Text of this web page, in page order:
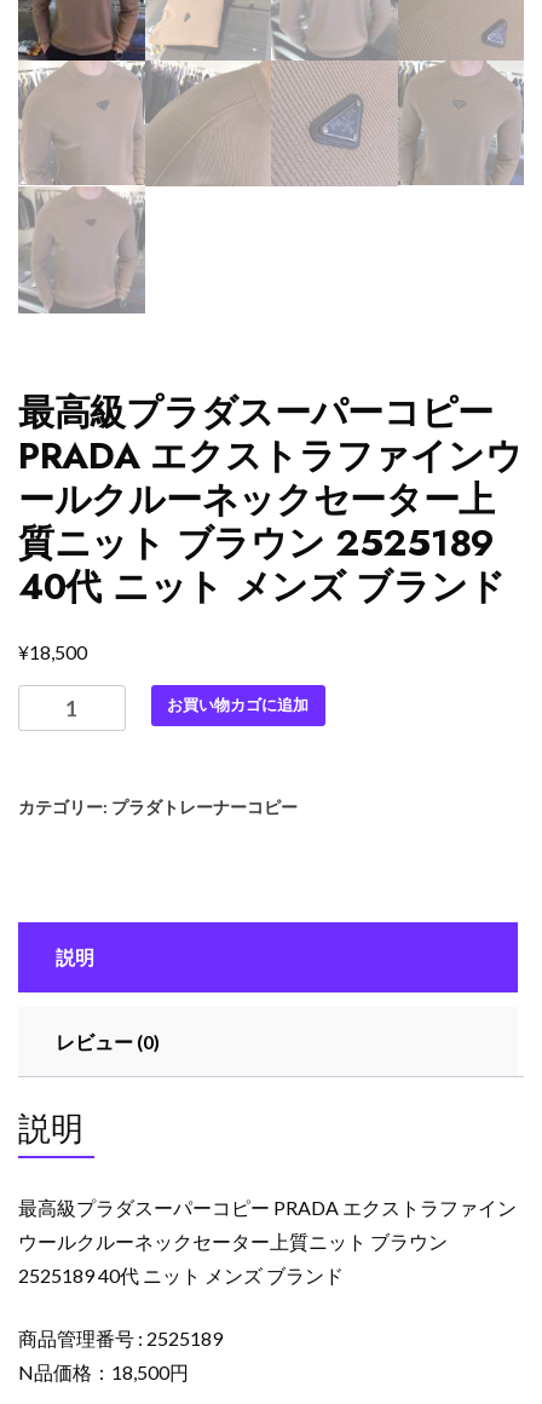
最高級プラダスーパーコピー
PRADA エクストラファインウ
ールクルーネックセーター上
質ニット ブラウン 2525189
40代 ニット メンズ ブランド
¥18,500
高
ラ
パ
コ
PRADA
ク
ス
ラ
フ
ァ
ン
ウ
お買い物カゴに追加
カテゴリー: プラダトレーナーコピー
説明
レビュー (0)
説明
最高級プラダスーパーコピー PRADA エクストラファイン
ウールクルーネックセーター上質ニット ブラウン
2525189 40代 ニット メンズ ブランド
商品管理番号 : 2525189
N品価格：18,500円